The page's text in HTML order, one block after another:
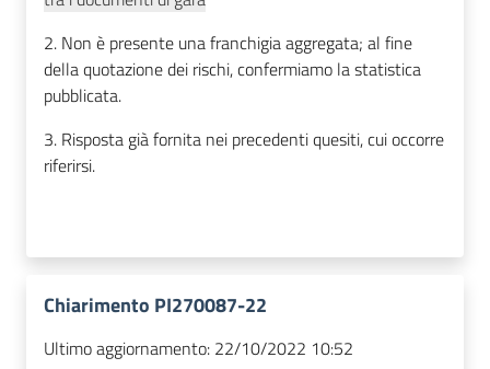
2. Non è presente una franchigia aggregata; al fine
della quotazione dei rischi, confermiamo la statistica
pubblicata.
3. Risposta già fornita nei precedenti quesiti, cui occorre
riferirsi.
Chiarimento PI270087-22
Ultimo aggiornamento: 22/10/2022 10:52